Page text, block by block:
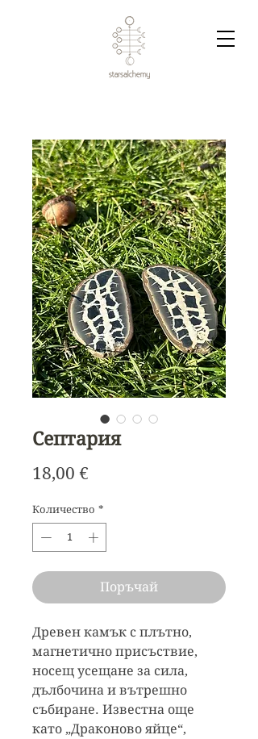
Септария
18,00 €
Количество *
Поръчай
Древен камък с плътно,
магнетично присъствие,
носещ усещане за сила,
дълбочина и вътрешно
събиране. Известна още
като „Драконово яйце“,